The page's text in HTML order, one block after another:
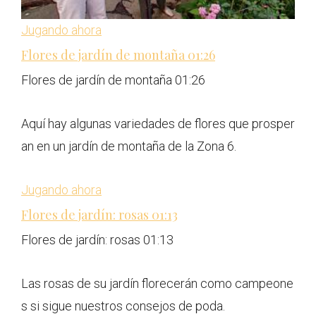
Jugando ahora
Flores de jardín de montaña 01:26
Flores de jardín de montaña 01:26
Aquí hay algunas variedades de flores que prosper
an en un jardín de montaña de la Zona 6.
Jugando ahora
Flores de jardín: rosas 01:13
Flores de jardín: rosas 01:13
Las rosas de su jardín florecerán como campeone
s si sigue nuestros consejos de poda.